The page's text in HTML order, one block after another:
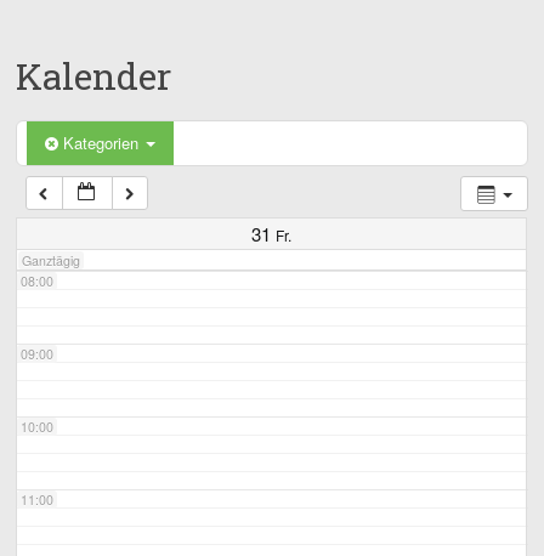
Kalender
Kategorien
31 Fr.
Ganztägig
05:00
06:00
07:00
08:00
09:00
10:00
11:00